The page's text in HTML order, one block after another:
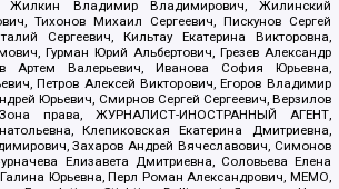
Жилкин Владимир Владимирович, Жилинский
Тихонов Михаил Сергеевич, Пискунов Сергей
Сергеевич, Кильтау Екатерина Викторовна,
Гурман Юрий Альбертович, Грезев Александр
Артем Валерьевич, Иванова София Юрьевна,
Петров Алексей Викторович, Егоров Владимир
Юрьевич, Смирнов Сергей Сергеевич, Верзилов
права, ЖУРНАЛИСТ-ИНОСТРАННЫЙ АГЕНТ,
Клепиковская Екатерина Дмитриевна,
Захаров Андрей Вячеславович, Симонов
Елизавета Дмитриевна, Соловьева Елена
Юрьевна, Перл Роман Александрович, МЕМО,